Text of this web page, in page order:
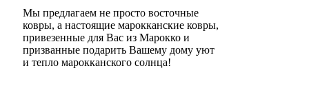
Мы предлагаем не просто восточные
ковры, а настоящие марокканские ковры,
привезенные для Вас из Марокко и
призванные подарить Вашему дому уют
и тепло марокканского солнца!